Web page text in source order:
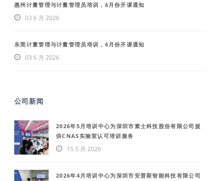
惠州计量管理与计量管理员培训，6月份开课通知
03 6 月 2026
东莞计量管理与计量管理员培训，6月份开课通知
03 6 月 2026
公司新闻
2026年5月培训中心为深圳市素士科技股份有限公司提
供CNAS实验室认可培训服务
15 5 月 2026
2026年4月培训中心为深圳市安普斯智能科技有限公司